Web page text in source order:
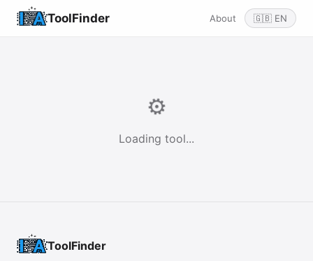
ToolFinder About 🇬🇧 EN
⚙️
Loading tool...
ToolFinder